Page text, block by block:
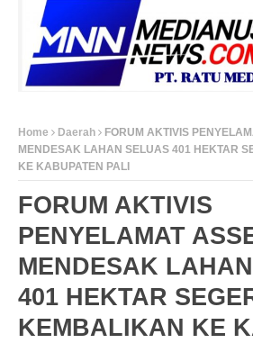
Home Daerah
FORUM AKTIVIS
MENDESAK LAHAN SELUAS 401 HEKTAR
KE KABUPATEN PALI
FORUM AKTIVIS
PENYELAMAT
MENDESAK
401 HEKTAR
KEMBALIKAN KE